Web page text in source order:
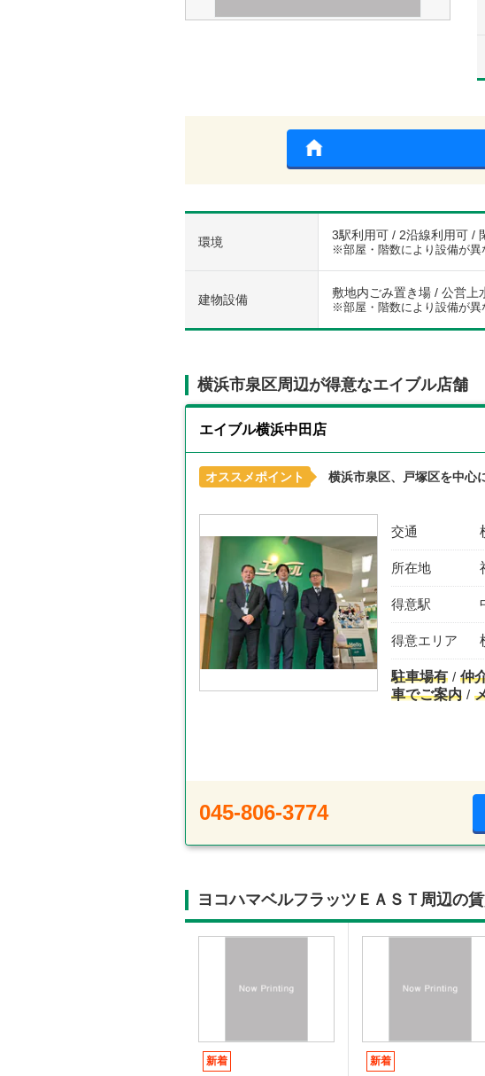
環境 3駅利用可 / 2沿線利用可 /
※部屋・階数により設備が異
建物設備 敷地内ごみ置き場 / 公営上
※部屋・階数により設備が異
横浜市泉区周辺が得意なエイブル店舗
エイブル横浜中田店
オススメポイント 横浜市泉区、戸塚区を中心
交通
所在地
得意駅
得意エリア
駐車場有 仲
車でご案内
045-806-3774
ヨコハマベルフラッツＥＡＳＴ周辺の
新着 新着